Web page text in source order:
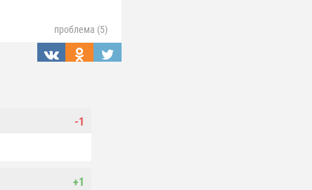
проблема (5)
-1
+1